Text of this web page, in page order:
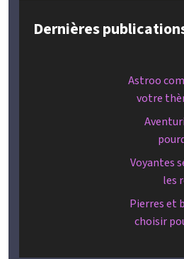
Dernières
Astroo
votre
Voyantes
les
Pierres et
choisir